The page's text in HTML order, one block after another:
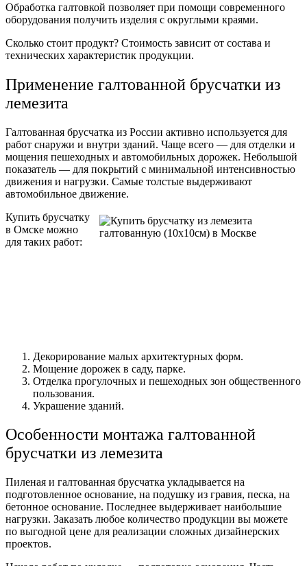
Обработка галтовкой позволяет при помощи современного
оборудования получить изделия с округлыми краями.
Сколько стоит продукт? Стоимость зависит от состава и
технических характеристик продукции.
Применение галтованной брусчатки из
лемезита
Галтованная брусчатка из России активно используется для
работ снаружи и внутри зданий. Чаще всего — для отделки и
мощения пешеходных и автомобильных дорожек. Небольшой
показатель — для покрытий с минимальной интенсивностью
движения и нагрузки. Самые толстые выдерживают
автомобильное движение.
Купить брусчатку
в Омске можно
для таких работ:
Декорирование малых архитектурных форм.
Мощение дорожек в саду, парке.
Отделка прогулочных и пешеходных зон общественного
пользования.
Украшение зданий.
Особенности монтажа галтованной
брусчатки из лемезита
Пиленая и галтованная брусчатка укладывается на
подготовленное основание, на подушку из гравия, песка, на
бетонное основание. Последнее выдерживает наибольшие
нагрузки. Заказать любое количество продукции вы можете
по выгодной цене для реализации сложных дизайнерских
проектов.